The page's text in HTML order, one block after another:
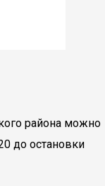
района можно
до остановки